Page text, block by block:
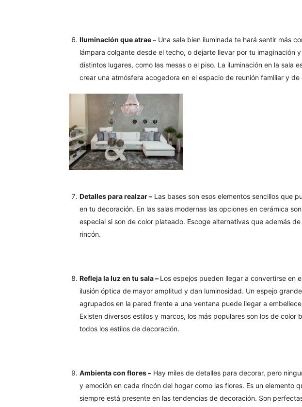
Iluminación que atrae – Una sala bien iluminada te hará sentir más
lámpara colgante desde el techo, o dejarte llevar por tu imaginación
distintos lugares, como las mesas o el piso. La iluminación en la sala
crear una atmósfera acogedora en el espacio de reunión familiar y de
Detalles para realzar – Las bases son esos elementos sencillos que
en tu decoración. En las salas modernas las opciones en cerámica
especial si son de color plateado. Escoge alternativas que además
rincón.
Refleja la luz en tu sala – Los espejos pueden llegar a convertirse en
ilusión óptica de mayor amplitud y dan luminosidad. Un espejo
agrupados en la pared frente a una ventana puede llegar a
Existen diversos estilos y marcos, los más populares son los de color
todos los estilos de decoración.
Ambienta con flores – Hay miles de detalles para decorar, pero
y emoción en cada rincón del hogar como las flores. Es un elemento
siempre está presente en las tendencias de decoración. Son